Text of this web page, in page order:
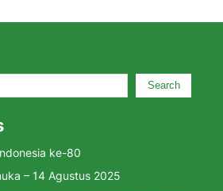
Search
ke-80
– 14 Agustus 2025